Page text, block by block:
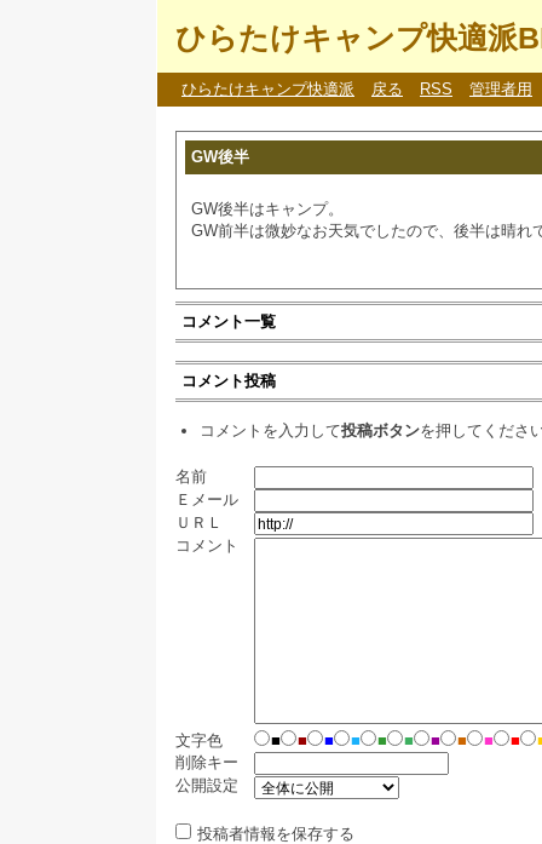
ひらたけキャンプ快適派
ひらたけキャンプ快適派 戻る RSS 管理者用
GW後半
GW後半はキャンプ。
GW前半は微妙なお天気でしたので、後半は晴れ
コメント一覧
コメント投稿
コメントを入力して投稿ボタンを押してくださ
名前
Ｅメール
ＵＲＬ
コメント
文字色 ■ ■ ■ ■ ■ ■ ■ ■ ■ ■
削除キー
公開設定
投稿者情報を保存する